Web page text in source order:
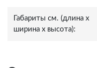
Габариты см. (длина x
ширина x высота):